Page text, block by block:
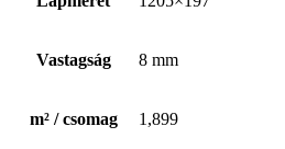
Vastagság 8 mm
m² / csomag 1,899